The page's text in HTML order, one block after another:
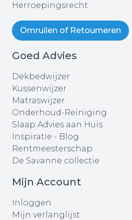
Herroepingsrecht
Omruilen of Retourneren
Goed Advies
Dekbedwijzer
Kussenwijzer
Matraswijzer
Onderhoud-Reiniging
Slaap Advies aan Huis
Inspiratie - Blog
Rentmeesterschap
De Savanne collectie
Mijn Account
Inloggen
Mijn verlanglijst